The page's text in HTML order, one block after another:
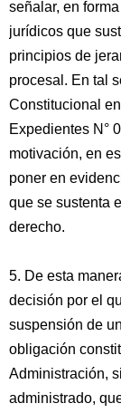
señalar, en
jurídicos que
principios de
procesal. En tal
Constitucional
Expedientes N°
motivación, en
poner en
que se sustenta
derecho.
5. De esta
decisión por el
suspensión de
obligación
Administración,
administrado,